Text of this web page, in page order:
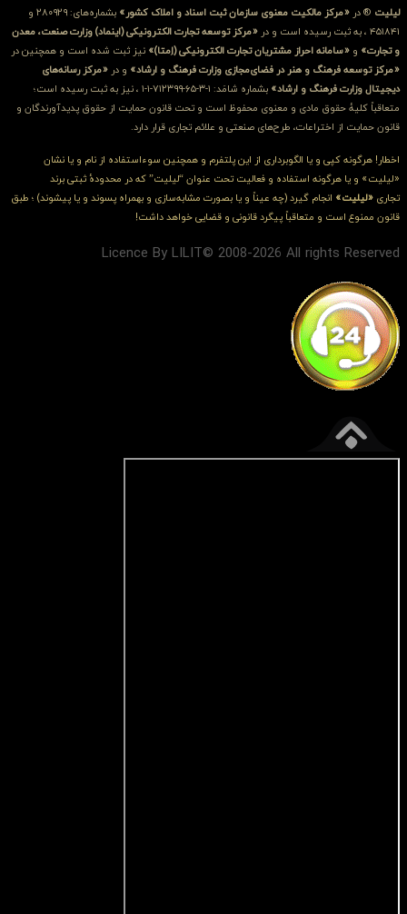
لیلیت ® در «مرکز مالکیت معنوی سازمان ثبت اسناد و املاک کشور»
بشماره‌های: ۲۸۰۹۲۹ و
۴۵۱۸۴۱ ، به ثبت رسیده است و در
«مرکز توسعه تجارت الکترونیکی (اینماد) وزارت صنعت، معدن
و تجارت» و «سامانه احراز مشتریان تجارت الکترونیکی (اِمتا)» نیز ثبت شده است و همچنین در
«مرکز توسعه فرهنگ و هنر در فضای‌مجازی وزارت فرهنگ و ارشاد» و در «مرکز رسانه‌های
دیجیتال وزارت فرهنگ و ارشاد»
بشماره شامَد: ۱-۳-۶۵-۷۱۲۳۹۹-۱-۱ ، نیز به ثبت رسیده است؛
متعاقباً کلیهٔ حقوق مادی و معنوی محفوظ است و تحت قانون حمایت از حقوق پدیدآورندگان و
قانون حمایت از اختراعات، طرح‌های صنعتی و علائم تجاری قرار دارد.
اخطار! هرگونه کپی و یا الگوبرداری از این پلتفرم و همچنین سوءاستفاده از نام و یا نشان
«لیلیت» و یا هرگونه استفاده و فعالیت تحت عنوان “لیلیت” که در محدودهٔ ثبتی برند
تجاری «لیلیت» انجام گیرد (چه عیناً و یا بصورت مشابه‌سازی و بهمراه پسوند و یا پیشوند) ؛ طبق
قانون ممنوع است و متعاقباً پیگرد قانونی و قضایی خواهد داشت!
Licence By LILIT© 2008-2026 All rights Reserved